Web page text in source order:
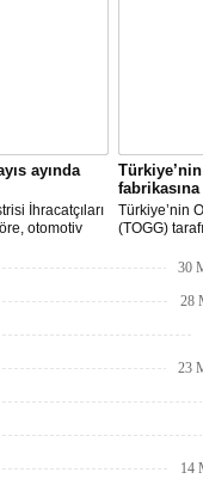
ayında
İhracatçıları
otomotiv
senenin
56 düşüşle 1
ihracat
Türkiye’nin
(TOGG)
Türkiye’nin
fabrika
aldı.
30
28
23
14